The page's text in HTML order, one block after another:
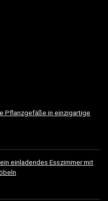
Pflanzgefäße in einzigartige
einladendes Esszimmer mit